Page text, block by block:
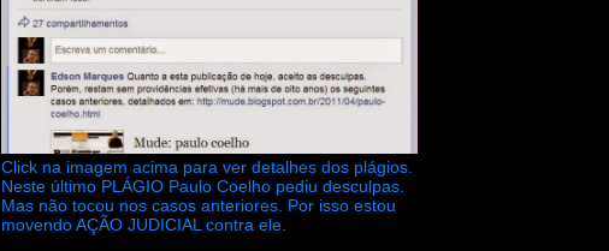
Click na imagem acima para ver detalhes dos plágios.
Neste último PLÁGIO Paulo Coelho pediu desculpas.
Mas não tocou nos casos anteriores. Por isso estou
movendo AÇÃO JUDICIAL contra ele.